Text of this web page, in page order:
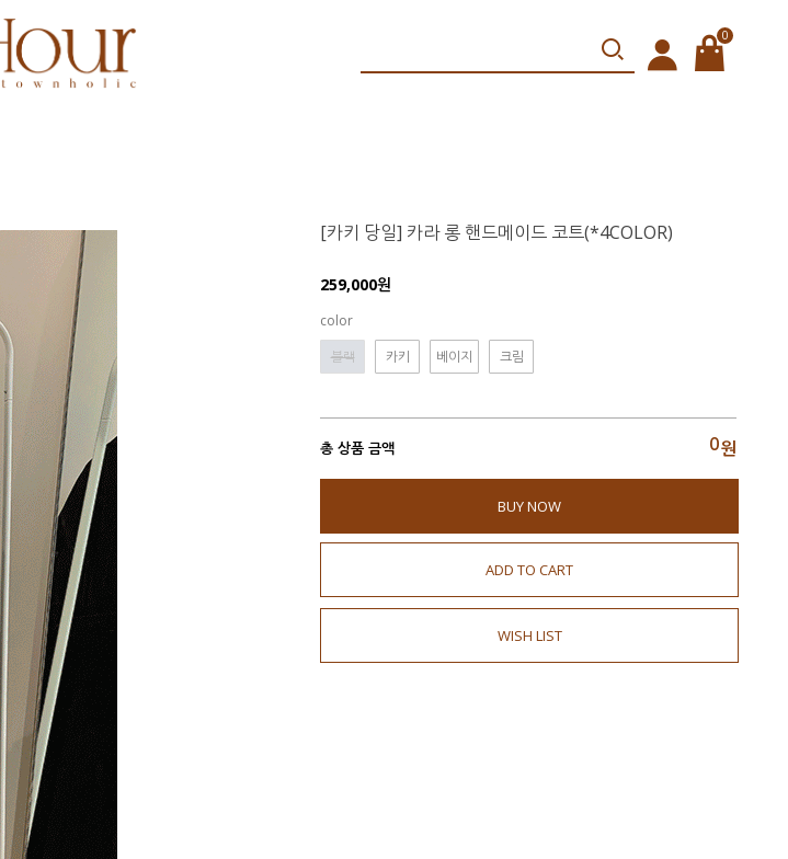
0
[카키 당일] 카라 롱 핸드메이드 코트(*4COLOR)
259,000원
color
블랙
카키 베이지 크림
총 상품 금액 0원
BUY NOW
ADD TO CART
WISH LIST